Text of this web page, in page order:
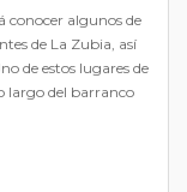
conocer algunos de
de La Zubia, así
de estos lugares de
largo del barranco